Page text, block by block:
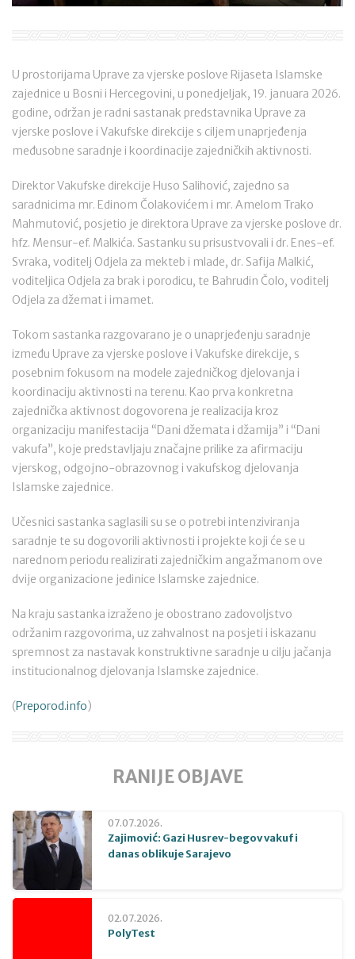
U prostorijama Uprave za vjerske poslove Rijaseta Islamske
zajednice u Bosni i Hercegovini, u ponedjeljak, 19. januara 2026.
godine, održan je radni sastanak predstavnika Uprave za
vjerske poslove i Vakufske direkcije s ciljem unaprjeđenja
međusobne saradnje i koordinacije zajedničkih aktivnosti.
Direktor Vakufske direkcije Huso Salihović, zajedno sa
saradnicima mr. Edinom Čolakovićem i mr. Amelom Trako
Mahmutović, posjetio je direktora Uprave za vjerske poslove dr.
hfz. Mensur-ef. Malkića. Sastanku su prisustvovali i dr. Enes-ef.
Svraka, voditelj Odjela za mekteb i mlade, dr. Safija Malkić,
voditeljica Odjela za brak i porodicu, te Bahrudin Čolo, voditelj
Odjela za džemat i imamet.
Tokom sastanka razgovarano je o unaprjeđenju saradnje
između Uprave za vjerske poslove i Vakufske direkcije, s
posebnim fokusom na modele zajedničkog djelovanja i
koordinaciju aktivnosti na terenu. Kao prva konkretna
zajednička aktivnost dogovorena je realizacija kroz
organizaciju manifestacija “Dani džemata i džamija” i “Dani
vakufa”, koje predstavljaju značajne prilike za afirmaciju
vjerskog, odgojno-obrazovnog i vakufskog djelovanja
Islamske zajednice.
Učesnici sastanka saglasili su se o potrebi intenziviranja
saradnje te su dogovorili aktivnosti i projekte koji će se u
narednom periodu realizirati zajedničkim angažmanom ove
dvije organizacione jedinice Islamske zajednice.
Na kraju sastanka izraženo je obostrano zadovoljstvo
održanim razgovorima, uz zahvalnost na posjeti i iskazanu
spremnost za nastavak konstruktivne saradnje u cilju jačanja
institucionalnog djelovanja Islamske zajednice.
(Preporod.info)
RANIJE OBJAVE
07.07.2026.
Zajimović: Gazi Husrev-begov vakuf i
danas oblikuje Sarajevo
02.07.2026.
PolyTest